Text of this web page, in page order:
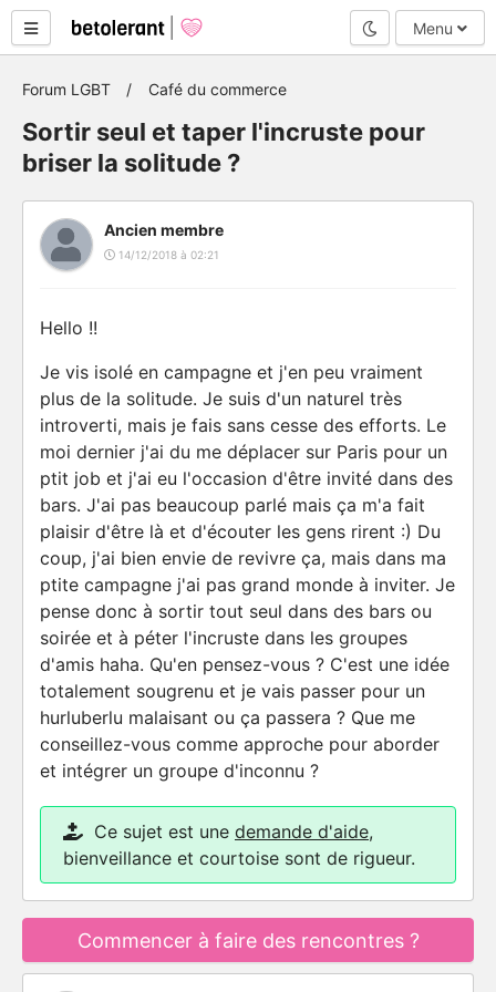
Mode nuit
Menu
Forum LGBT Café du commerce
Sortir seul et taper l'incruste pour
briser la solitude ?
Ancien membre
14/12/2018 à 02:21
Hello !!
Je vis isolé en campagne et j'en peu vraiment
plus de la solitude. Je suis d'un naturel très
introverti, mais je fais sans cesse des efforts. Le
moi dernier j'ai du me déplacer sur Paris pour un
ptit job et j'ai eu l'occasion d'être invité dans des
bars. J'ai pas beaucoup parlé mais ça m'a fait
plaisir d'être là et d'écouter les gens rirent :) Du
coup, j'ai bien envie de revivre ça, mais dans ma
ptite campagne j'ai pas grand monde à inviter. Je
pense donc à sortir tout seul dans des bars ou
soirée et à péter l'incruste dans les groupes
d'amis haha. Qu'en pensez-vous ? C'est une idée
totalement sougrenu et je vais passer pour un
hurluberlu malaisant ou ça passera ? Que me
conseillez-vous comme approche pour aborder
et intégrer un groupe d'inconnu ?
Ce sujet est une demande d'aide,
bienveillance et courtoise sont de rigueur.
Commencer à faire des rencontres ?